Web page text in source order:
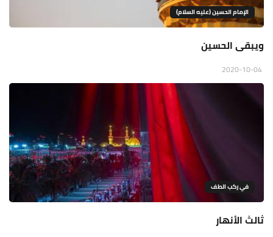
الإمام الحسين (عليه السلام)
ويبقى الحسين
في ركب الطف
ثالث الأنهار